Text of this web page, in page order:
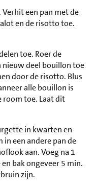
een pan met de
en de risotto toe.
toe. Roer de
nieuw deel bouillon toe
door de risotto. Blus
alle bouillon is
room toe. Laat dit
in kwarten en
een andere pan de
aan. Voeg na 1
bak ongeveer 5 min.
zijn.